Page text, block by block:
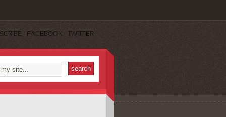
FACEBOOK TWITTER